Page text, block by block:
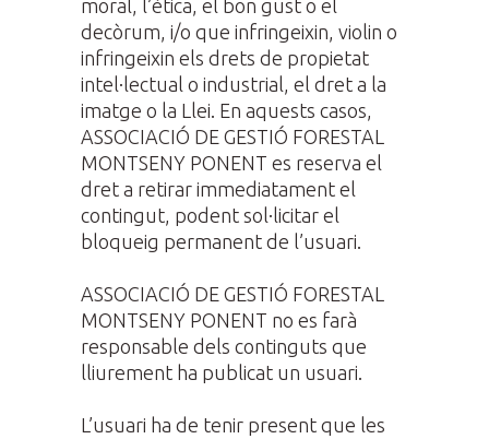
moral, l’ètica, el bon gust o el
decòrum, i/o que infringeixin, violin o
infringeixin els drets de propietat
intel·lectual o industrial, el dret a la
imatge o la Llei. En aquests casos,
ASSOCIACIÓ DE GESTIÓ FORESTAL
MONTSENY PONENT es reserva el
dret a retirar immediatament el
contingut, podent sol·licitar el
bloqueig permanent de l’usuari.
ASSOCIACIÓ DE GESTIÓ FORESTAL
MONTSENY PONENT no es farà
responsable dels continguts que
lliurement ha publicat un usuari.
L’usuari ha de tenir present que les